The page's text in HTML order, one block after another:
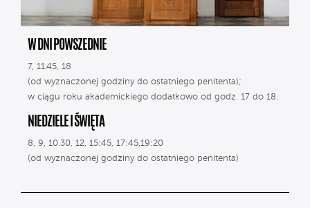
W DNI POWSZEDNIE
7, 11.45, 18
(od wyznaczonej godziny do ostatniego penitenta);
w ciągu roku akademickiego dodatkowo od godz. 17 do 18.
NIEDZIELE I ŚWIĘTA
8, 9, 10.30, 12, 15:45, 17:45,19:20
(od wyznaczonej godziny do ostatniego penitenta)